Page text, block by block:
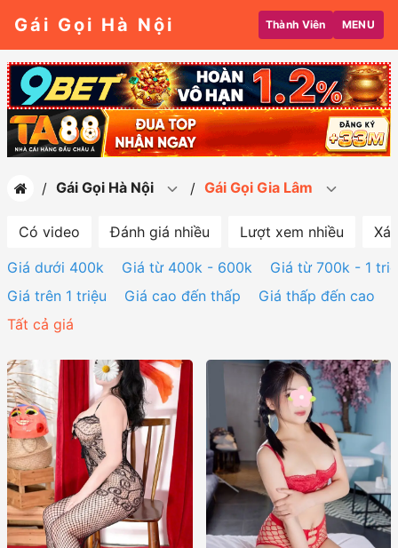
Gái Gọi Hà Nội Thành Viên MENU
Gái Gọi Hà Nội Gái Gọi Gia Lâm
Có video Đánh giá nhiều Lượt xem nhiều
Giá dưới 400k
Giá từ 400k - 600k
Giá từ 700k - 1
Giá trên 1 triệu
Giá cao đến thấp
Giá thấp đến cao
Tất cả giá